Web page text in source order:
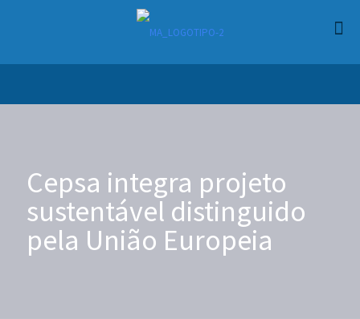
Cepsa integra projeto
sustentável distinguido
pela União Europeia